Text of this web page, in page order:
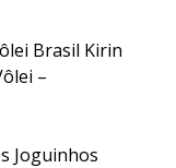
Brasil Kirin
–
Joguinhos